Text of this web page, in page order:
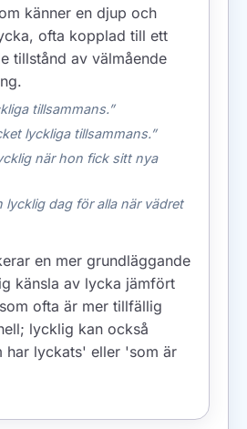
känner en djup och
ofta kopplad till ett
tillstånd av välmående
tillsammans.”
lyckliga tillsammans.”
när hon fick sitt nya
lycklig dag för alla när vädret
en mer grundläggande
känsla av lycka jämfört
ofta är mer tillfällig
lycklig kan också
har lyckats' eller 'som är